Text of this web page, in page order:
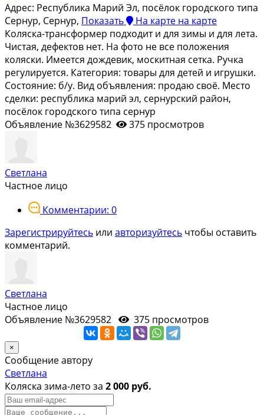
Адрес: Республика Марий Эл, посёлок городского типа
Сернур, Сернур, Показать На карте на карте
Коляска-трансформер подходит и для зимы и для лета.
Чистая, дефектов нет. На фото не все положения
коляски. Имеется дождевик, москитная сетка. Ручка
регулируется. Категория: товары для детей и игрушки.
Состояние: б/у. Вид объявления: продаю своё. Место
сделки: республика марий эл, сернурский район,
посёлок городского типа сернур
Объявление №3629582
375 просмотров
Светлана
Частное лицо
Комментарии: 0
Зарегистрируйтесь или авторизуйтесь чтобы оставить
комментарий.
Светлана
Частное лицо
Объявление №3629582
375 просмотров
×
Сообщение автору
Светлана
Коляска зима-лето за 2 000 руб.